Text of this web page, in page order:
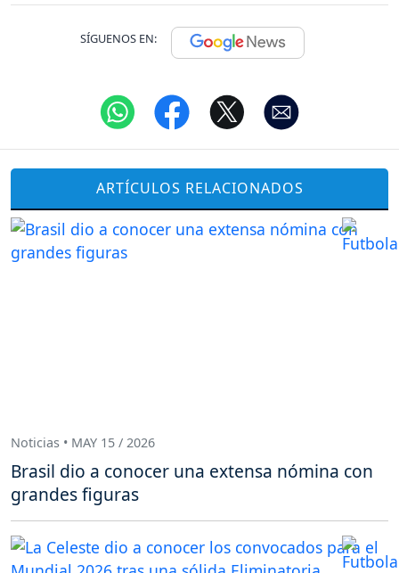
SÍGUENOS EN:
ARTÍCULOS RELACIONADOS
Noticias • MAY 15 / 2026
Brasil dio a conocer una extensa nómina con
grandes figuras